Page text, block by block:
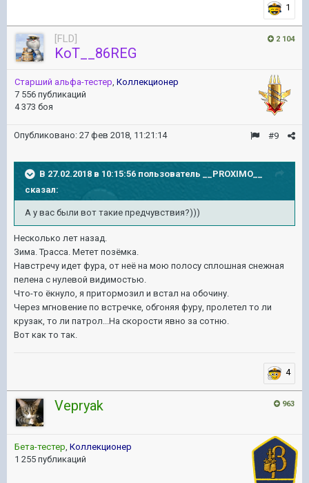
1
2 104
[FLD]
KoT__86REG
Старший альфа-тестер, Коллекционер
7 556 публикаций
4 373 боя
#9
Опубликовано: 27 фев 2018, 11:21:14
В 27.02.2018 в 10:15:56 пользователь
__PROXIMO__
сказал:
А у вас были вот такие предчувствия?)))
Несколько лет назад.
Зима. Трасса. Метет позёмка.
Навстречу идет фура, от неё на мою полосу сплошная снежная
пелена с нулевой видимостью.
Что-то ёкнуло, я притормозил и встал на обочину.
Через мгновение по встречке, обгоняя фуру, пролетел то ли
крузак, то ли патрол...На скорости явно за сотню.
Вот как то так.
4
963
Vepryak
Бета-тестер, Коллекционер
1 255 публикаций